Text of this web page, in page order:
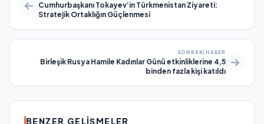
Cumhurbaşkanı Tokayev’in Türkmenistan Ziyareti:
Stratejik Ortaklığın Güçlenmesi
SONRAKI HABER
Birleşik Rusya Hamile Kadınlar Günü etkinliklerine 4,5
binden fazla kişi katıldı
BENZER GELIŞMELER